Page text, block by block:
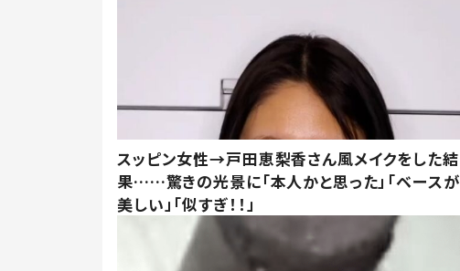
スッピン女性→戸田恵梨香さん風メイクをした結
果……驚きの光景に「本人かと思った」「ベースが
美しい」「似すぎ！！」